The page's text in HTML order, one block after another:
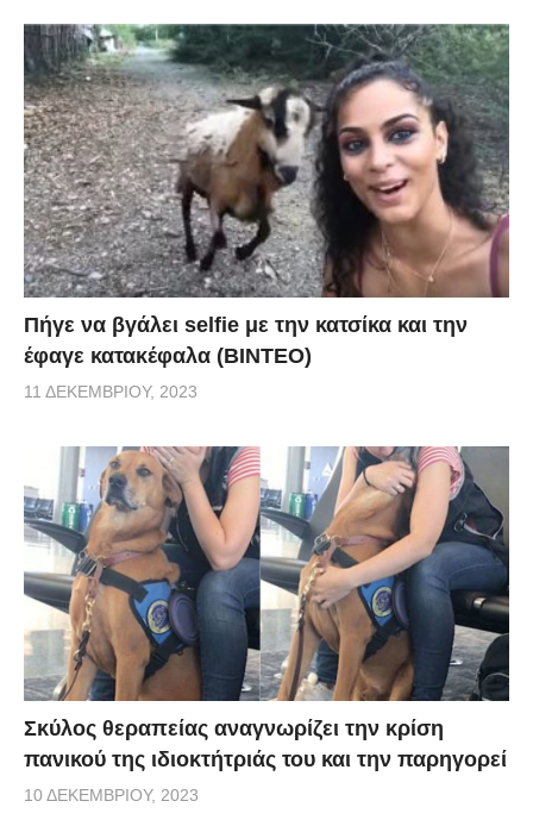
Πήγε να βγάλει selfie με την κατσίκα και την
έφαγε κατακέφαλα (ΒΙΝΤΕΟ)
11 ΔΕΚΕΜΒΡΊΟΥ, 2023
Σκύλος θεραπείας αναγνωρίζει την κρίση
πανικού της ιδιοκτήτριάς του και την παρηγορεί
10 ΔΕΚΕΜΒΡΊΟΥ, 2023